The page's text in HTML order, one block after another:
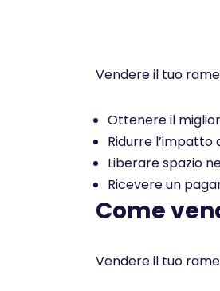
Vendere il tuo
Ottenere il
Ridurre
Liberare spazio
Ricevere un
Come
Vendere il tuo